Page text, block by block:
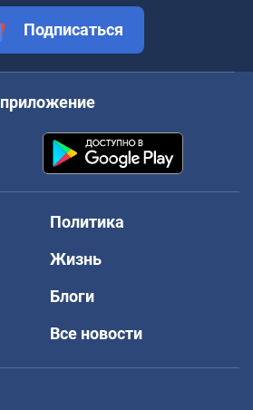
Подписаться
Политика
Жизнь
Блоги
Все новости